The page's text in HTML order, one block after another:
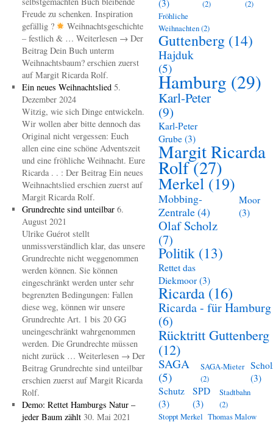
Freude zu schenken. Inspiration
gefällig ?
Weihnachtsgeschichte
– festlich & … Weiterlesen → Der
Beitrag Dein Buch unterm
Weihnachtsbaum? erschien zuerst
auf Margit Ricarda Rolf.
Ein neues Weihnachtslied 5.
Dezember 2024
Witzig, wie sich Dinge entwickeln.
Wir wollen aber bitte dennoch das
Original nicht vergessen: Euch
allen eine eine schöne Adventszeit
und eine fröhliche Weihnacht. Eure
Ricarda . . : Der Beitrag Ein neues
Weihnachtslied erschien zuerst auf
Margit Ricarda Rolf.
Grundrechte sind unteilbar 6.
August 2021
Ulrike Guérot stellt
unmissverständlich klar, das unsere
Grundrechte nicht weggenommen
werden können. Sie können
eingeschränkt werden unter sehr
begrenzten Bedingungen: Fallen
diese weg, können wir unsere
Grundrechte Art. 1 bis 20 GG
uneingeschränkt wahrgenommen
werden. Die Grundrechte müssen
nicht zurück … Weiterlesen → Der
Beitrag Grundrechte sind unteilbar
erschien zuerst auf Margit Ricarda
Rolf.
Demo: Rettet Hamburgs Natur –
jeder Baum zählt 30. Mai 2021
(3) (2)
(2)
Fröhliche
Weihnachten(2)
Guttenberg (14)
Hajduk
(5)
Hamburg (29)
Karl-Peter
(9)
Karl-Peter
Grube (3)
Margit Ricarda
Rolf(27)
Merkel (19)
Mobbing-
Zentrale(4)
Moor
(3)
Olaf Scholz
(7)
Politik (13)
Rettet das
Diekmoor (3)
Ricarda (16)
Ricarda - für Hamburg
(6)
Rücktritt Guttenberg
(12)
SAGA
(5)
SAGA-Mieter
(2)
(3)
Schutz
(3)
SPD
(3)
Stadtbahn
(2)
Stoppt Merkel Thomas Malow